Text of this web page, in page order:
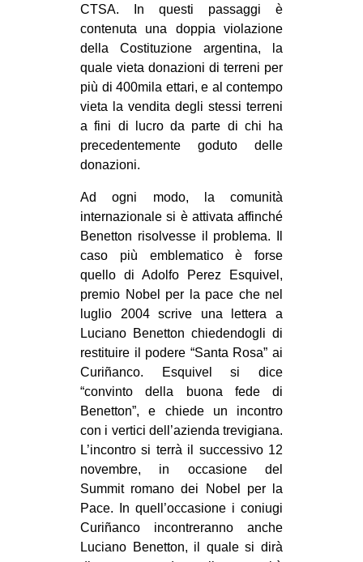
CTSA. In questi passaggi è
contenuta una doppia violazione
della Costituzione argentina, la
quale vieta donazioni di terreni per
più di 400mila ettari, e al contempo
vieta la vendita degli stessi terreni
a fini di lucro da parte di chi ha
precedentemente goduto delle
donazioni.
Ad ogni modo, la comunità
internazionale si è attivata affinché
Benetton risolvesse il problema. Il
caso più emblematico è forse
quello di Adolfo Perez Esquivel,
premio Nobel per la pace che nel
luglio 2004 scrive una lettera a
Luciano Benetton chiedendogli di
restituire il podere “Santa Rosa” ai
Curiñanco. Esquivel si dice
“convinto della buona fede di
Benetton”, e chiede un incontro
con i vertici dell’azienda trevigiana.
L’incontro si terrà il successivo 12
novembre, in occasione del
Summit romano dei Nobel per la
Pace. In quell’occasione i coniugi
Curiñanco incontreranno anche
Luciano Benetton, il quale si dirà